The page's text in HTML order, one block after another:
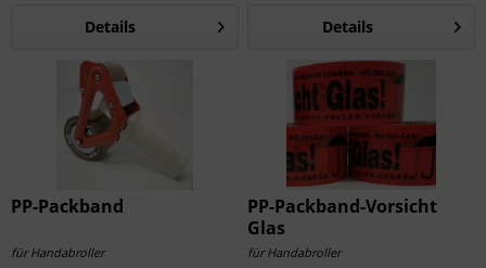
Details Details
PP-Packband
für Handabroller
PP-Packband-Vorsicht
Glas
für Handabroller